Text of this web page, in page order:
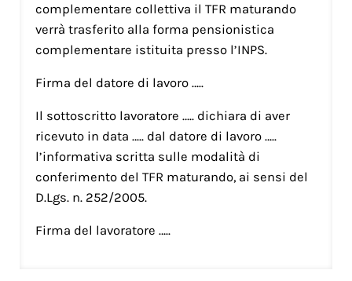
complementare collettiva il TFR maturando
verrà trasferito alla forma pensionistica
complementare istituita presso l’INPS.
Firma del datore di lavoro …..
Il sottoscritto lavoratore ….. dichiara di aver
ricevuto in data ….. dal datore di lavoro …..
l’informativa scritta sulle modalità di
conferimento del TFR maturando, ai sensi del
D.Lgs. n. 252/2005.
Firma del lavoratore …..